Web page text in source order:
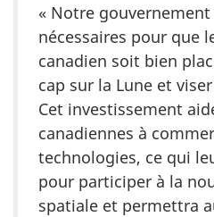
« Notre
nécessaires pour que
canadien soit bien
cap sur la Lune et
Cet investissement
canadiennes à
technologies, ce qui
pour participer à la
spatiale et permettra